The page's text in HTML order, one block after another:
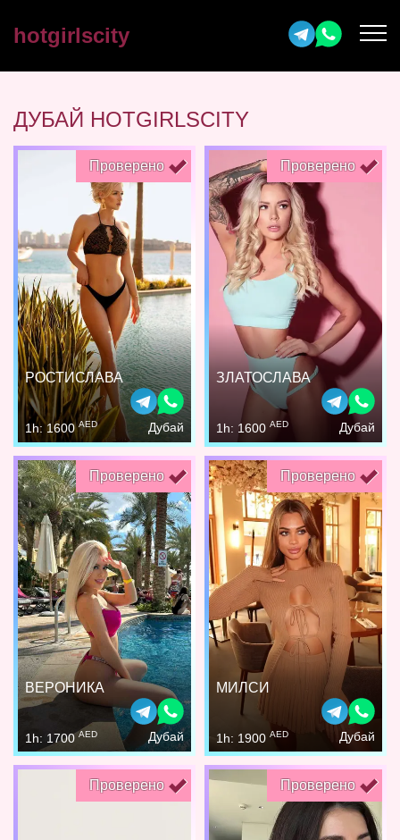
hotgirlscity
ДУБАЙ HOTGIRLSCITY
Проверено
РОСТИСЛАВА
1h: 1600AED Дубай
Проверено
ЗЛАТОСЛАВА
1h: 1600 AED Дубай
Проверено
ВЕРОНИКА
1h: 1700 AED Дубай
Проверено
МИЛСИ
1h: 1900 AED Дубай
Проверено Проверено